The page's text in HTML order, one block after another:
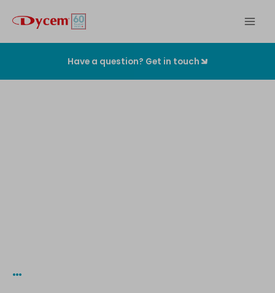
Inhalt
springen
Have a question? Get in touch
…